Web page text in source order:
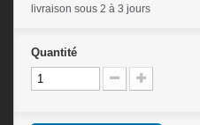
livraison sous 2 à 3 jours
Quantité